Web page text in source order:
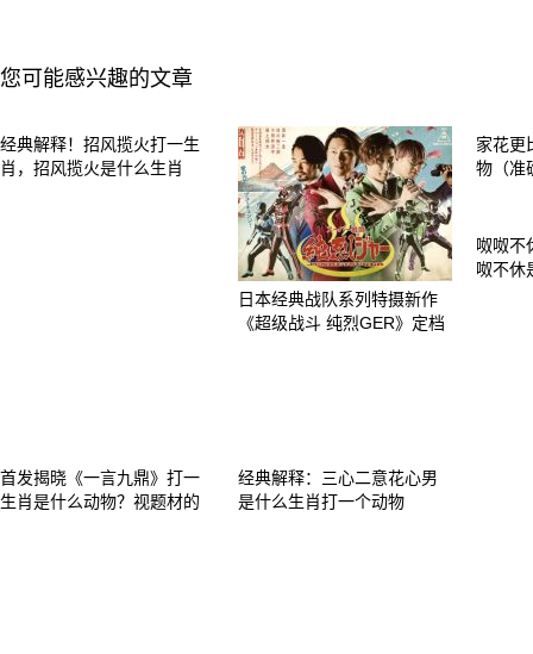
您可能感兴趣的文章
经典解释！招风揽火打一生
肖，招风揽火是什么生肖
日本经典战队系列特摄新作
《超级战斗 纯烈GER》定档
家花更
物（准
呶呶不
呶不休
首发揭晓《一言九鼎》打一
生肖是什么动物？视题材的
经典解释：三心二意花心男
是什么生肖打一个动物